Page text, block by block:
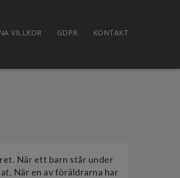
VILLKOR GDPR KONTAKT
När ett barn står under
När en av föräldrarna har